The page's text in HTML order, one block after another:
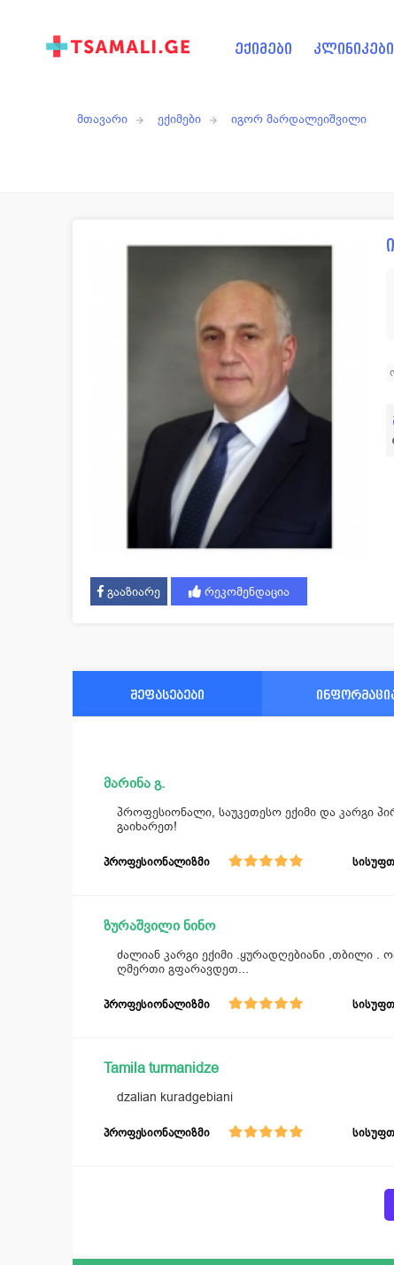
ექიმები კლინიკები
მთავარი ექიმები იგორ მარდალეიშვილი
გააზიარე რეკომენდაცია
შეფასებები
მარინა გ.
პროფესიონალი, საუკეთესო ექიმი და კარგი
გაიხარეთ!
პროფესიონალიზმი
ზურაშვილი ნინო
ძალიან კარგი ექიმი .ყურადღებიანი ,თბილი .
ღმერთი გფარავდეთ...
პროფესიონალიზმი
Tamila turmanidze
dzalian kuradgebiani
პროფესიონალიზმი